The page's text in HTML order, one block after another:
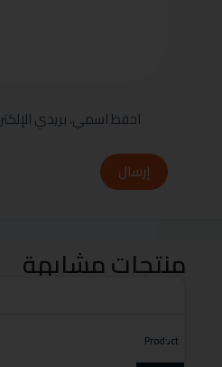
احفظ اسمي، بريدي
إرسال
منتجات مشابهة
Product